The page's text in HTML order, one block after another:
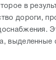
в
дороги,
выделенные